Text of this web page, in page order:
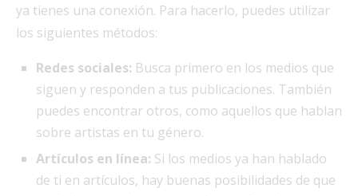
ya tienes una conexión. Para hacerlo, puedes utilizar
los siguientes métodos:
Redes sociales: Busca primero en los medios que
siguen y responden a tus publicaciones. También
puedes encontrar otros, como aquellos que hablan
sobre artistas en tu género.
Artículos en línea: Si los medios ya han hablado
de ti en artículos, hay buenas posibilidades de que